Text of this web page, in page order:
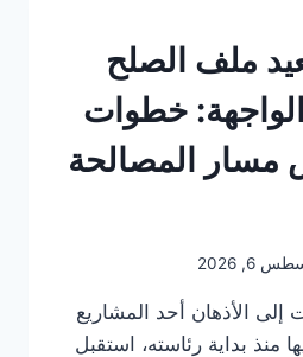
ملف الصلح
الواجهة: خطوات
مسار المصالحة
6, 2026
الأذهان أحد المشاريع
منذ بداية رئاسته، استقبل